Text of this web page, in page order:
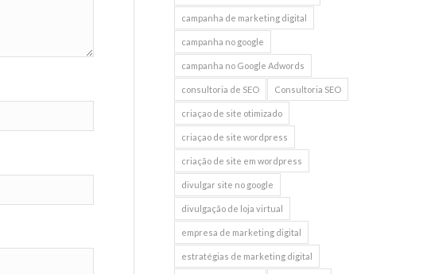
campanha de marketing digital
campanha no google
campanha no Google Adwords
consultoria de SEO Consultoria SEO
criaçao de site otimizado
criaçao de site wordpress
criação de site em wordpress
divulgar site no google
divulgação de loja virtual
empresa de marketing digital
estratégias de marketing digital